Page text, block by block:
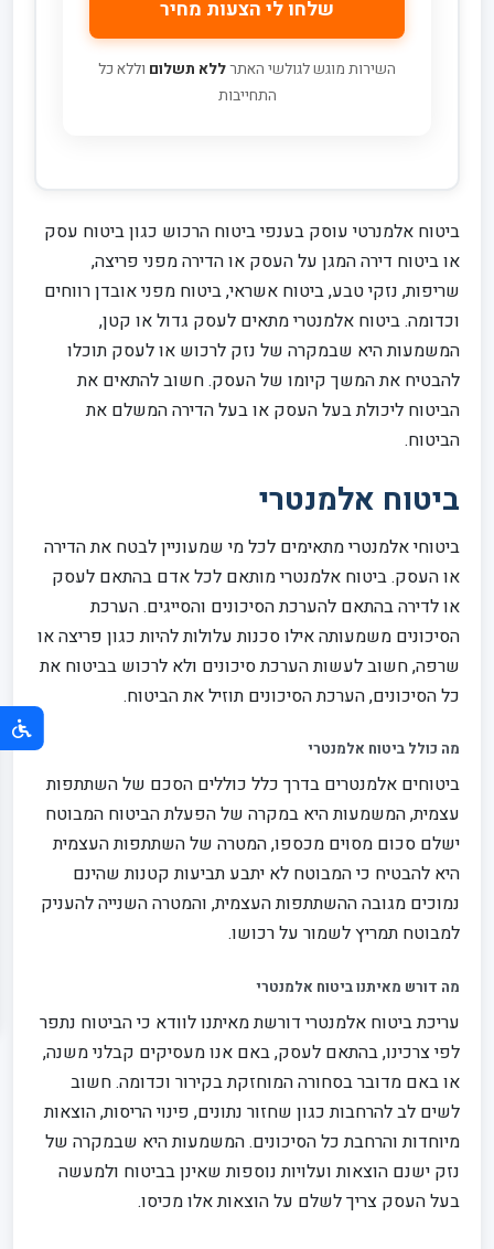
השירות מוגש לגולשי האתרללא תשלום וללא כל
התחייבות
ביטוח אלמנרטי עוסק בענפי ביטוח הרכוש כגון ביטוח עסק
או ביטוח דירה המגן על העסק או הדירה מפני פריצה,
שריפות, נזקי טבע, ביטוח אשראי, ביטוח מפני אובדן רווחים
וכדומה. ביטוח אלמנטרי מתאים לעסק גדול או קטן,
המשמעות היא שבמקרה של נזק לרכוש או לעסק תוכלו
להבטיח את המשך קיומו של העסק. חשוב להתאים את
הביטוח ליכולת בעל העסק או בעל הדירה המשלם את
הביטוח.
ביטוח אלמנטרי
ביטוחי אלמנטרי מתאימים לכל מי שמעוניין לבטח את הדירה
או העסק. ביטוח אלמנטרי מותאם לכל אדם בהתאם לעסק
או לדירה בהתאם להערכת הסיכונים והסייגים. הערכת
הסיכונים משמעותה אילו סכנות עלולות להיות כגון פריצה או
שרפה, חשוב לעשות הערכת סיכונים ולא לרכוש בביטוח את
כל הסיכונים, הערכת הסיכונים תוזיל את הביטוח.
מה כולל ביטוח אלמנטרי
ביטוחים אלמנטרים בדרך כלל כוללים הסכם של השתתפות
עצמית, המשמעות היא במקרה של הפעלת הביטוח המבוטח
ישלם סכום מסוים מכספו, המטרה של השתתפות העצמית
היא להבטיח כי המבוטח לא יתבע תביעות קטנות שהינם
נמוכים מגובה ההשתתפות העצמית, והמטרה השנייה להעניק
למבוטח תמריץ לשמור על רכושו.
מה דורש מאיתנו ביטוח אלמנטרי
עריכת ביטוח אלמנטרי דורשת מאיתנו לוודא כי הביטוח נתפר
לפי צרכינו, בהתאם לעסק, באם אנו מעסיקים קבלני משנה,
או באם מדובר בסחורה המוחזקת בקירור וכדומה. חשוב
לשים לב להרחבות כגון שחזור נתונים, פינוי הריסות, הוצאות
מיוחדות והרחבת כל הסיכונים. המשמעות היא שבמקרה של
נזק ישנם הוצאות ועלויות נוספות שאינן בביטוח ולמעשה
בעל העסק צריך לשלם על הוצאות אלו מכיסו.